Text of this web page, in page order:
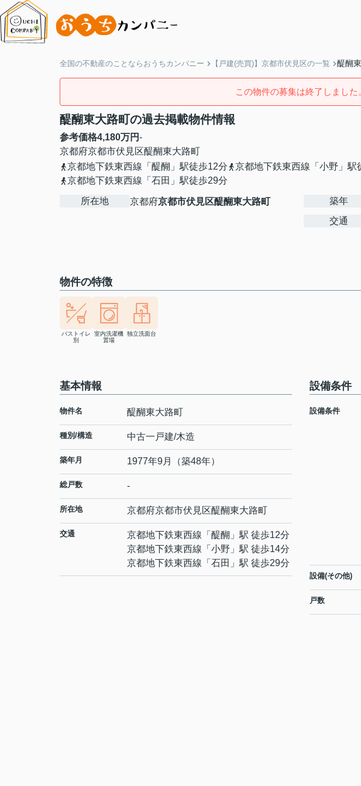
全国の不動産のことならおうちカンパニー 【戸建(売買)】京都市伏見区の一覧 醍醐
この物件の募集は終了しました。
醍醐東大路町の過去掲載物件情報
参考価格4,180万円-
京都府京都市伏見区醍醐東大路町
京都地下鉄東西線「醍醐」駅徒歩12分
京都地下鉄東西線「小野」駅
京都地下鉄東西線「石田」駅徒歩29分
所在地 京都府京都市伏見区醍醐東大路町 築年
交通
物件の特徴
バストイレ
別
室内洗濯機
置場
独立洗面台
基本情報
物件名 醍醐東大路町
種別/構造 中古一戸建/木造
築年月 1977年9月（築48年）
総戸数 -
所在地 京都府京都市伏見区醍醐東大路町
交通 京都地下鉄東西線 「 醍醐 」駅 徒歩12分
京都地下鉄東西線 「 小野 」駅 徒歩14分
京都地下鉄東西線 「 石田 」駅 徒歩29分
設備条件
設備条件
設備(その他)
戸数